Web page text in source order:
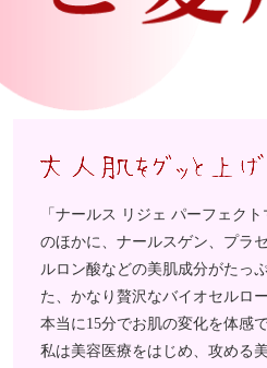
「ナールス リジェ パーフェク
のほかに、ナールスゲン、プラ
ルロン酸などの美肌成分がたっ
た、かなり贅沢なバイオセルロ
本当に15分でお肌の変化を体感
私は美容医療をはじめ、攻める